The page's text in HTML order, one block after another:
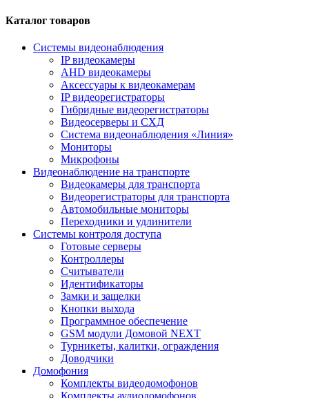
Каталог товаров
Системы видеонаблюдения
IP видеокамеры
AHD видеокамеры
Аксессуары к видеокамерам
IP видеорегистраторы
Гибридные видеорегистраторы
Видеосерверы и СХД
Система видеонаблюдения «Линия»
Мониторы
Микрофоны
Видеонаблюдение на транспорте
Видеокамеры для транспорта
Видеорегистраторы для транспорта
Автомобильные мониторы
Переходники и удлинители
Системы контроля доступа
Готовые серверы
Контроллеры
Считыватели
Идентификаторы
Замки и защелки
Кнопки выхода
Программное обеспечение
GSM модули Домовой NEXT
Турникеты, калитки, ограждения
Доводчики
Домофония
Комплекты видеодомофонов
Комплекты аудиодомофонов